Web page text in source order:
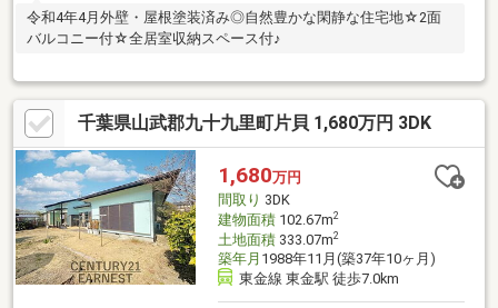
令和4年4月外壁・屋根塗装済み◎自然豊かな閑静な住宅地☆2面
バルコニー付☆全居室収納スペース付♪
千葉県山武郡九十九里町片貝 1,680万円 3DK
1,680万円
間取り 3DK
建物面積102.67m2
土地面積333.07m2
築年月 1988年11月(築37年10ヶ月)
東金線 東金駅 徒歩7.0km